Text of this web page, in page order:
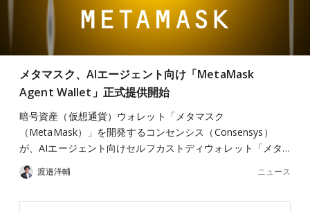
メタマスク、AIエージェント向け「MetaMask
Agent Wallet」正式提供開始
暗号資産（仮想通貨）ウォレット「メタマスク
（MetaMask）」を開発するコンセンシス（Consensys）
が、AIエージェント向けセルフカストディウォレット「メタ…
渡邉洋輔 ニュース